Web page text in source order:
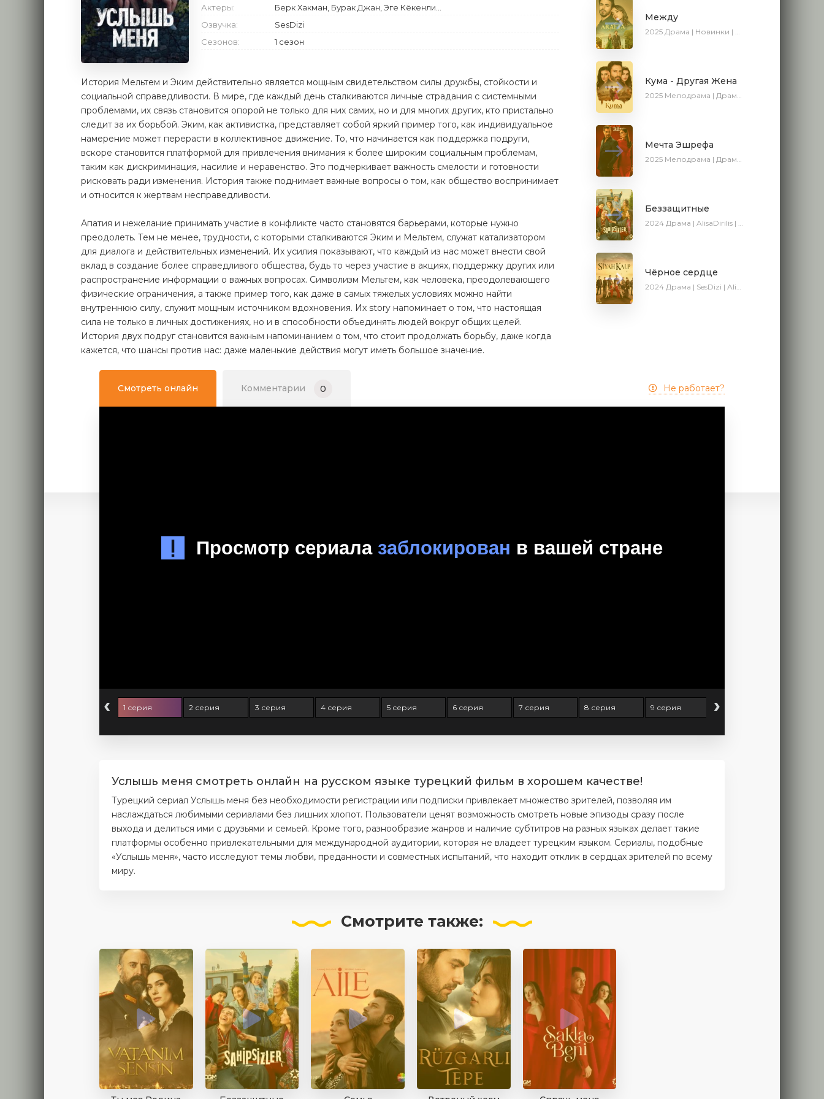
Комедия
Актеры:
Берк Хакман, Бурак Джан, Эге Кёкенли...
Озвучка:
SesDizi
Сезонов:
1 сезон
История Мельтем и Эким действительно является мощным свидетельством силы дружбы, стойкости и
социальной справедливости. В мире, где каждый день сталкиваются личные страдания с системными
проблемами, их связь становится опорой не только для них самих, но и для многих других, кто пристально
следит за их борьбой. Эким, как активистка, представляет собой яркий пример того, как индивидуальное
намерение может перерасти в коллективное движение. То, что начинается как поддержка подруги,
вскоре становится платформой для привлечения внимания к более широким социальным проблемам,
таким как дискриминация, насилие и неравенство. Это подчеркивает важность смелости и готовности
рисковать ради изменения. История также поднимает важные вопросы о том, как общество воспринимает
и относится к жертвам несправедливости.
Апатия и нежелание принимать участие в конфликте часто становятся барьерами, которые нужно
преодолеть. Тем не менее, трудности, с которыми сталкиваются Эким и Мельтем, служат катализатором
для диалога и действительных изменений. Их усилия показывают, что каждый из нас может внести свой
вклад в создание более справедливого общества, будь то через участие в акциях, поддержку других или
распространение информации о важных вопросах. Символизм Мельтем, как человека, преодолевающего
физические ограничения, а также пример того, как даже в самых тяжелых условиях можно найти
внутреннюю силу, служит мощным источником вдохновения. Их story напоминает о том, что настоящая
сила не только в личных достижениях, но и в способности объединять людей вокруг общих целей.
История двух подруг становится важным напоминанием о том, что стоит продолжать борьбу, даже когда
кажется, что шансы против нас: даже маленькие действия могут иметь большое значение.
Между
2025 Драма | Новинки | Сериалы 2025
Кума - Другая Жена
2025 Мелодрама | Драма | Новинки | Сериалы 2025
Мечта Эшрефа
2025 Мелодрама | Драма | SesDizi | Новинки | Сериалы 2025
Беззащитные
2024 Драма | AlisaDirilis | Сериалы 2024
Чёрное сердце
2024 Драма | SesDizi | AlisaDirilis | Сериалы 2024
Смотреть онлайн Комментарии 0 Не работает?
‹ 1 серия 2 серия 3 серия 4 серия 5 серия 6 серия 7 серия 8 серия 9 серия 10 серия
›
Услышь меня смотреть онлайн на русском языке турецкий фильм в хорошем качестве!
Турецкий сериал Услышь меня без необходимости регистрации или подписки привлекает множество зрителей, позволяя им
наслаждаться любимыми сериалами без лишних хлопот. Пользователи ценят возможность смотреть новые эпизоды сразу после
выхода и делиться ими с друзьями и семьей. Кроме того, разнообразие жанров и наличие субтитров на разных языках делает такие
платформы особенно привлекательными для международной аудитории, которая не владеет турецким языком. Сериалы, подобные
«Услышь меня», часто исследуют темы любви, преданности и совместных испытаний, что находит отклик в сердцах зрителей по всему
миру.
Смотрите также: